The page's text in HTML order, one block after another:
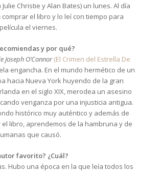
Christie y Alan Bates) un lunes. Al día
el libro y lo leí con tiempo para
el viernes.
y por qué?
Joseph O’Connor (El Crimen del Estrella De
engancha. En el mundo hermético de un
hacia Nueva York huyendo de la gran
en el siglo XIX, merodea un asesino
venganza por una injusticia antigua.
histórico muy auténtico y además de
libro, aprendemos de la hambruna y de
que causó.
favorito? ¿Cuál?
Hubo una época en la que leía todos los